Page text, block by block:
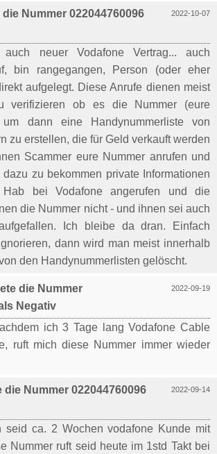
2022-10-07
die Nummer 022044760096
neuer Vodafone Vertrag... auch
bin rangegangen, Person (oder eher
aufgelegt. Diese Anrufe dienen meist
verifizieren ob es die Nummer (eure
um dann eine Handynummerliste von
zu erstellen, die für Geld verkauft werden
Scammer eure Nummer anrufen und
zu bekommen private Informationen
Hab bei Vodafone angerufen und die
die Nummer nicht - und ihnen sei auch
Ich bleibe da dran. Einfach
dann wird man meist innerhalb
den Handynummerlisten gelöscht.
2022-09-19
die Nummer
Negativ
ich 3 Tage lang Vodafone Cable
ruft mich diese Nummer immer wieder
2022-09-14
die Nummer 022044760096
ca. 2 Wochen vodafone Kunde mit
Nummer ruft seid heute im 1std Takt bei